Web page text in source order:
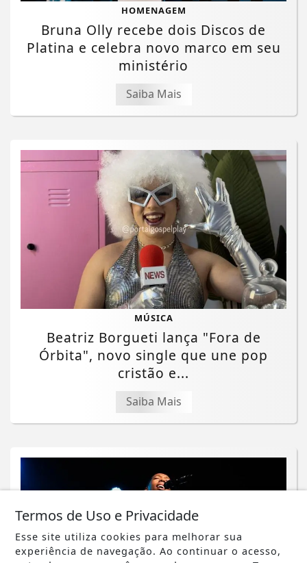
HOMENAGEM
Bruna Olly recebe dois Discos de
Platina e celebra novo marco em seu
ministério
Saiba Mais
MÚSICA
Beatriz Borgueti lança "Fora de
Órbita", novo single que une pop
cristão e...
Saiba Mais
Termos de Uso e Privacidade
Esse site utiliza cookies para melhorar sua
experiência de navegação. Ao continuar o acesso,